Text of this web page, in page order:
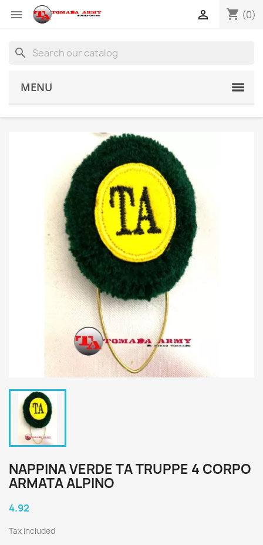
 shopping_cart (0)

search
MENU
NAPPINA VERDE TA TRUPPE 4 CORPO
ARMATA ALPINO
4.92
Tax included